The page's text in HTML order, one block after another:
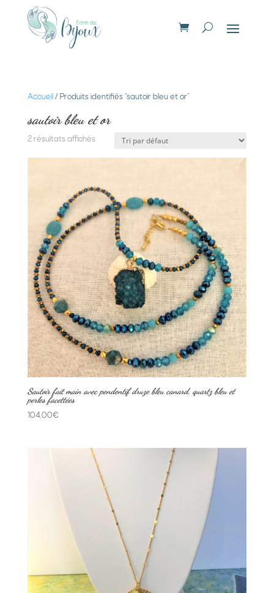
Accueil / Produits identifiés “sautoir bleu et or”
sautoir bleu et or
2 résultats affichés
Sautoir fait main avec pendentif druze bleu canard, quartz bleu et
perles facettées
104,00€